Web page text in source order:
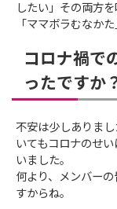
したい」その両方
「ママボラむなか
コロナ禍で
ったですか
不安は少しありま
いてもコロナのせ
いました。
何より、メンバー
すからね。